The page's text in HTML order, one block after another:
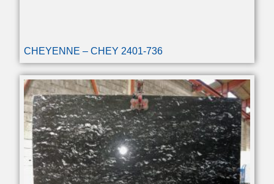
CHEYENNE – CHEY 2401-736